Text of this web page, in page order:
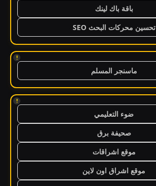
باقة باك لينك
تحسين محركات البحث SEO
!
ماسنجر المسلم
!
ضوء التعليمي
صحيفة برق
موقع اشراقات
موقع اشراق اون لاين